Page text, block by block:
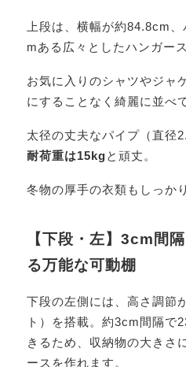
上段は、横幅が約84.8cm
mある広々としたハンガー
お気に入りのシャツやジャ
にすることなく綺麗に並べ
太径の丈夫なパイプ（直径
耐荷重は15kgと頑丈。
冬物の厚手の衣類もしっか
【下段・左】3cm間
る万能な可動棚
下段の左側には、高さ調節
ト）を搭載。約3cm間隔で
きるため、収納物の大きさ
ースを作れます。